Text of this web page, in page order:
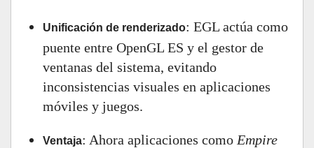
Unificación de renderizado: EGL actúa como
puente entre OpenGL ES y el gestor de
ventanas del sistema, evitando
inconsistencias visuales en aplicaciones
móviles y juegos.
Ventaja: Ahora aplicaciones como Empire